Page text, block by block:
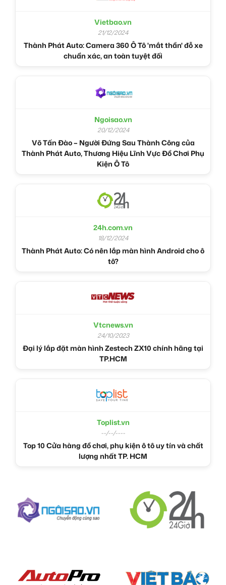
Vietbao.vn
21/12/2024
Thành Phát Auto: Camera 360 Ô Tô 'mắt thần' đỗ xe
chuẩn xác, an toàn tuyệt đối
Ngoisao.vn
20/12/2024
Võ Tấn Đào – Người Đứng Sau Thành Công của
Thành Phát Auto, Thương Hiệu Lĩnh Vực Đồ Chơi Phụ
Kiện Ô Tô
24h.com.vn
18/12/2024
Thành Phát Auto: Có nên lắp màn hình Android cho ô
tô?
Vtcnews.vn
24/10/2023
Đại lý lắp đặt màn hình Zestech ZX10 chính hãng tại
TP.HCM
Toplist.vn
--/--/----
Top 10 Cửa hàng đồ chơi, phụ kiện ô tô uy tín và chất
lượng nhất TP. HCM